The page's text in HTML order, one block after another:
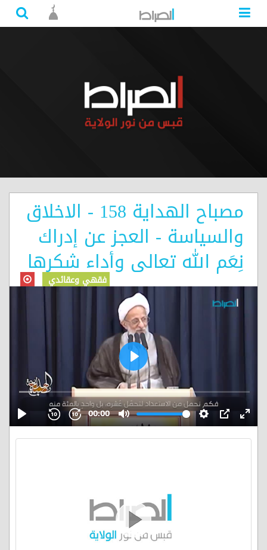
مصباح الهداية 158 - الاخلاق
والسياسة - العجز عن إدراك
نِعَم الله تعالى وأداء شكرها
فقهي وعقائدي